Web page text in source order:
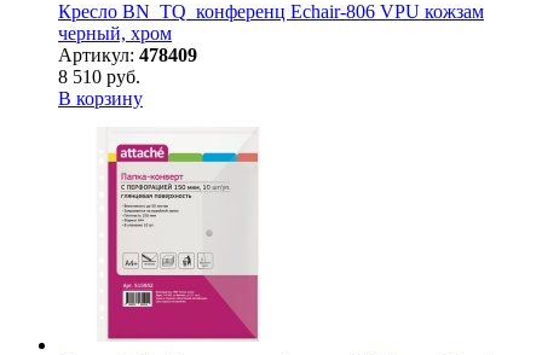
Кресло BN_TQ_конференц Echair-806 VPU кожзам
черный, хром
Артикул: 478409
8 510 руб.
В корзину